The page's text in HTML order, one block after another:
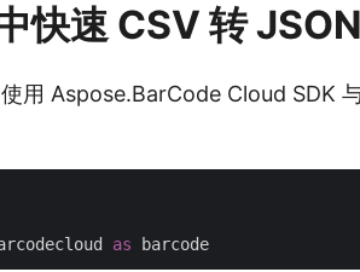
快速 CSV 转
用 Aspose.BarCode Cloud SDK
as